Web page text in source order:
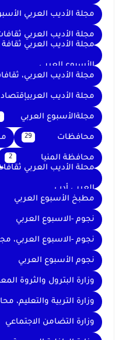
مجلة الأديب العربي
مجلة الأديب العربي
مجلة الأديب العربي
الأسبوع العربي
مجلة الأديب العربي،
مجلة الأديب
مجلةالأسبوع العربي
محافظات 29
محافظة المنيا 2
محلة الأديب العربي
العربي أدب
مطبخ الأسبوع العربي
نجوم -الاسبوع العربي
نجوم -الاسبوع العربي،
نجوم الأسبوع العربي
وزارة البترول والثروة
وزارة التربية والتعليم،
وزارة التضامن الاجتماعي